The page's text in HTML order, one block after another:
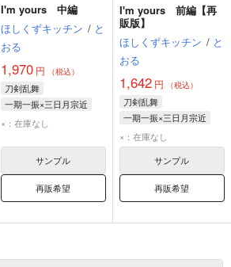
I'm yours 中編
ほしくずキッチン / と
おる
1,970 円 （税込）
刀剣乱舞
一期一振×三日月宗近
一期一振
×：在庫なし
サンプル
再販希望
I'm yours 前編【再
販版】
ほしくずキッチン / と
おる
1,642円 （税込）
刀剣乱舞
一期一振×三日月宗近
三日月宗近
×：在庫なし
サンプル
再販希望